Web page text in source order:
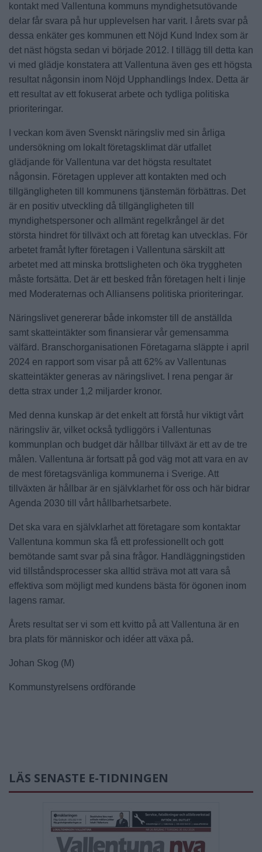
kontakt med Vallentuna kommuns myndighetsutövande
delar får svara på hur upplevelsen har varit. I årets svar på
dessa enkäter ges kommunen ett Nöjd Kund Index som är
det näst högsta sedan vi började 2012. I tillägg till detta kan
vi med glädje konstatera att Vallentuna även ges ett högsta
resultat någonsin inom Nöjd Upphandlings Index. Detta är
ett resultat av ett fokuserat arbete och tydliga politiska
prioriteringar.
I veckan kom även Svenskt näringsliv med sin årliga
undersökning om lokalt företagsklimat där utfallet
glädjande för Vallentuna var det högsta resultatet
någonsin. Företagen upplever att kontakten med och
tillgängligheten till kommunens tjänstemän förbättras. Det
är en positiv utveckling då tillgängligheten till
myndighetspersoner och allmänt regelkrångel är det
största hindret för tillväxt och att företag kan utvecklas. För
arbetet framåt lyfter företagen i Vallentuna särskilt att
arbetet med att minska brottsligheten och öka tryggheten
måste fortsätta. Det är ett besked från företagen helt i linje
med Moderaternas och Alliansens politiska prioriteringar.
Näringslivet genererar både inkomster till de anställda
samt skatteintäkter som finansierar vår gemensamma
välfärd. Branschorganisationen Företagarna släppte i april
2024 en rapport som visar på att 62% av Vallentunas
skatteintäkter generas av näringslivet. I rena pengar är
detta strax under 1,2 miljarder kronor.
Med denna kunskap är det enkelt att förstå hur viktigt vårt
näringsliv är, vilket också tydliggörs i Vallentunas
kommunplan och budget där hållbar tillväxt är ett av de tre
målen. Vallentuna är fortsatt på god väg mot att vara en av
de mest företagsvänliga kommunerna i Sverige. Att
tillväxten är hållbar är en självklarhet för oss och här bidrar
Agenda 2030 till vårt hållbarhetsarbete.
Det ska vara en självklarhet att företagare som kontaktar
Vallentuna kommun ska få ett professionellt och gott
bemötande samt svar på sina frågor. Handläggningstiden
vid tillståndsprocesser ska alltid sträva mot att vara så
effektiva som möjligt med kundens bästa för ögonen inom
lagens ramar.
Årets resultat ser vi som ett kvitto på att Vallentuna är en
bra plats för människor och idéer att växa på.
Johan Skog (M)
Kommunstyrelsens ordförande
LÄS SENASTE E-TIDNINGEN